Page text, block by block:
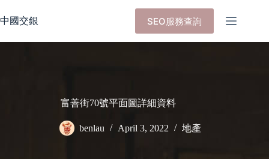
to
content
中國交銀 SEO服務查詢
富善街70號平面圖詳細資料
benlau April 3, 2022 地產